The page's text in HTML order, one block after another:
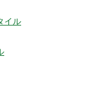
イル